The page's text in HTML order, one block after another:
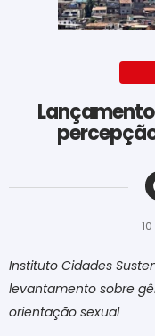
Instituto Cidades
levantamento sobre
orientação sexual